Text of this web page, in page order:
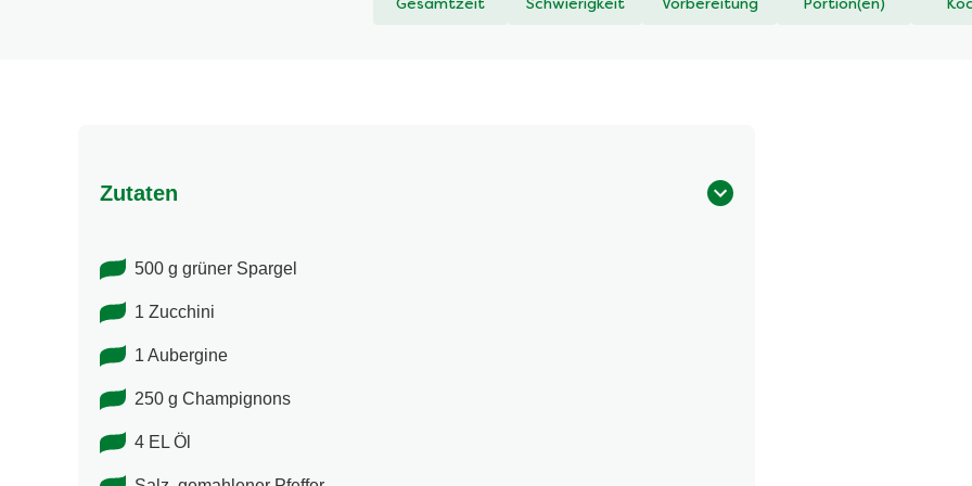
Gesamtzeit Schwierigkeit Vorbereitung Portion(en)
Zutaten
500 g grüner Spargel
1 Zucchini
1 Aubergine
250 g Champignons
4 EL Öl